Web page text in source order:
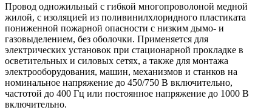
Провод одножильный с гибкой многопроволоной медной
жилой, с изоляцией из поливинилхлоридного пластиката
пониженной пожарной опасности с низким дымо- и
газовыделением, без оболочки. Применяется для
электрических установок при стационарной прокладке в
осветительных и силовых сетях, а также для монтажа
электрооборудования, машин, механизмов и станков на
номинальное напряжение до 450/750 В включительно,
частотой до 400 Гц или постоянное напряжение до 1000 В
включительно.